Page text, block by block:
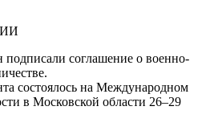
ИИ
подписали соглашение о военно-
состоялось на Международном
в Московской области 26–29